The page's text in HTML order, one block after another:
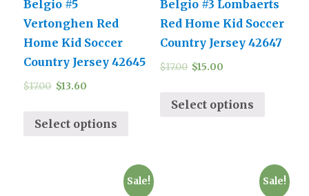
Belgio #5
Vertonghen Red
Home Kid Soccer
Country Jersey 42645
$17.00 $13.60
Select options
Belgio #3 Lombaerts
Red Home Kid Soccer
Country Jersey 42647
$17.00 $15.00
Select options
Sale! Sale!